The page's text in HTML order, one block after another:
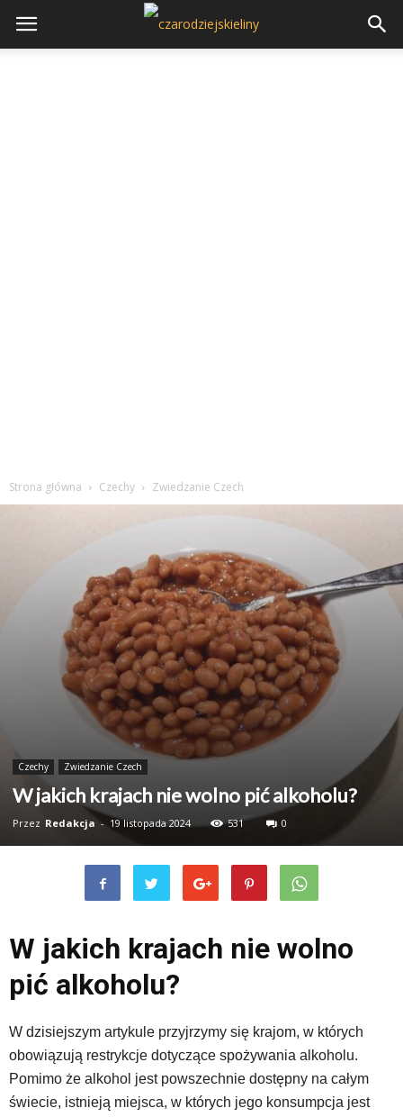
Strona główna Czechy Zwiedzanie Czech
Czechy Zwiedzanie Czech
W jakich krajach nie wolno pić alkoholu?
Przez Redakcja - 19 listopada 2024 531 0
W jakich krajach nie wolno
pić alkoholu?
W dzisiejszym artykule przyjrzymy się krajom, w których
obowiązują restrykcje dotyczące spożywania alkoholu.
Pomimo że alkohol jest powszechnie dostępny na całym
świecie, istnieją miejsca, w których jego konsumpcja jest